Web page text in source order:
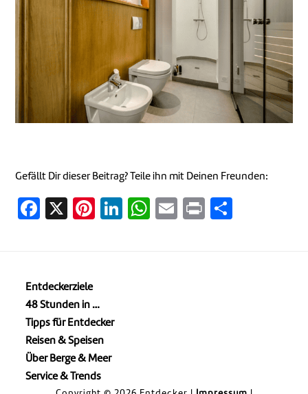
Gefällt Dir dieser Beitrag? Teile ihn mit Deinen Freunden:
Facebook
X Pinterest
LinkedIn
WhatsApp
EmailPrint
Entdeckerziele
48 Stunden in …
Tipps für Entdecker
Reisen & Speisen
Über Berge & Meer
Service & Trends